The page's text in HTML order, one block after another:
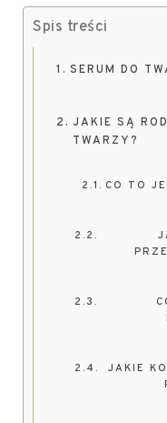
Spis treści
SERUM DO
JAKIE SĄ
TWARZY?
CO TO
JAKIE